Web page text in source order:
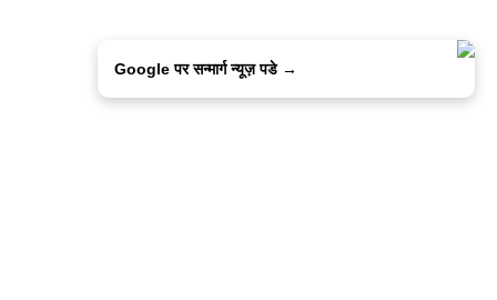
Google पर सन्मार्ग न्यूज़ पडे →